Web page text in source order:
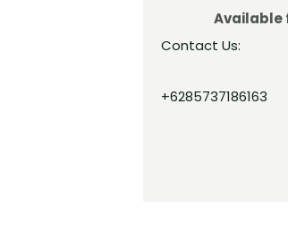
Available
Contact Us:
+6285737186163